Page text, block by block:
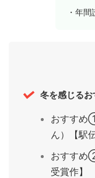
・年
冬を感じるお
おすすめ
ん）【駅
おすすめ
受賞作】